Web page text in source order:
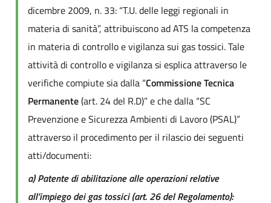
dicembre 2009, n. 33: “T.U. delle leggi regionali in
materia di sanità”, attribuiscono ad ATS la competenza
in materia di controllo e vigilanza sui gas tossici. Tale
attività di controllo e vigilanza si esplica attraverso le
verifiche compiute sia dalla “Commissione Tecnica
Permanente(art. 24 del R.D)” e che dalla “SC
Prevenzione e Sicurezza Ambienti di Lavoro (PSAL)”
attraverso il procedimento per il rilascio dei seguenti
atti/documenti:
a) Patente di abilitazione alle operazioni relative
all’impiego dei gas tossici (art. 26 del Regolamento):